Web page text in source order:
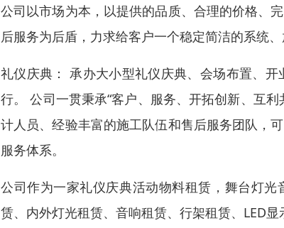
公司以市场为本，以提供的品质、合理的价格、
后服务为后盾，力求给客户一个稳定简洁的系统、
礼仪庆典： 承办大小型礼仪庆典、会场布置、
行。 公司一贯秉承“客户、服务、开拓创新、互
计人员、经验丰富的施工队伍和售后服务团队，
服务体系。
公司作为一家礼仪庆典活动物料租赁，舞台灯
赁、内外灯光租赁、音响租赁、行架租赁、LED